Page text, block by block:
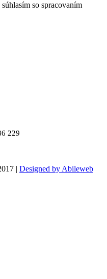
so spracovaním
229
| Designed by Abileweb